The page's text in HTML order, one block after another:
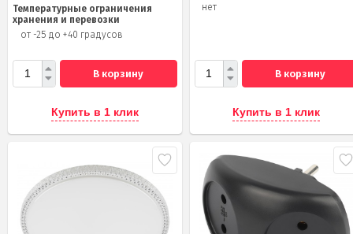
Температурные ограничения
хранения и перевозки
от -25 до +40 градусов
В корзину
Купить в 1 клик
нет
В корзину
Купить в 1 клик